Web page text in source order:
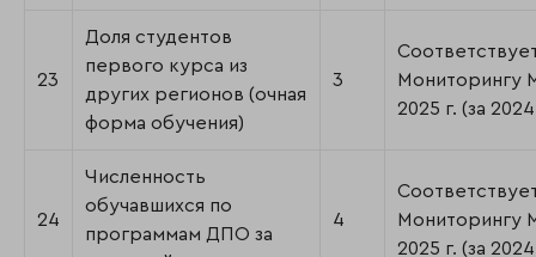
23
Доля студентов
первого курса из
других регионов (очная
форма обучения)
3
Мониторингу
2025 г. (за 2024
24
Численность
обучавшихся по
программам ДПО за
4
Мониторингу
2025 г. (за 2024